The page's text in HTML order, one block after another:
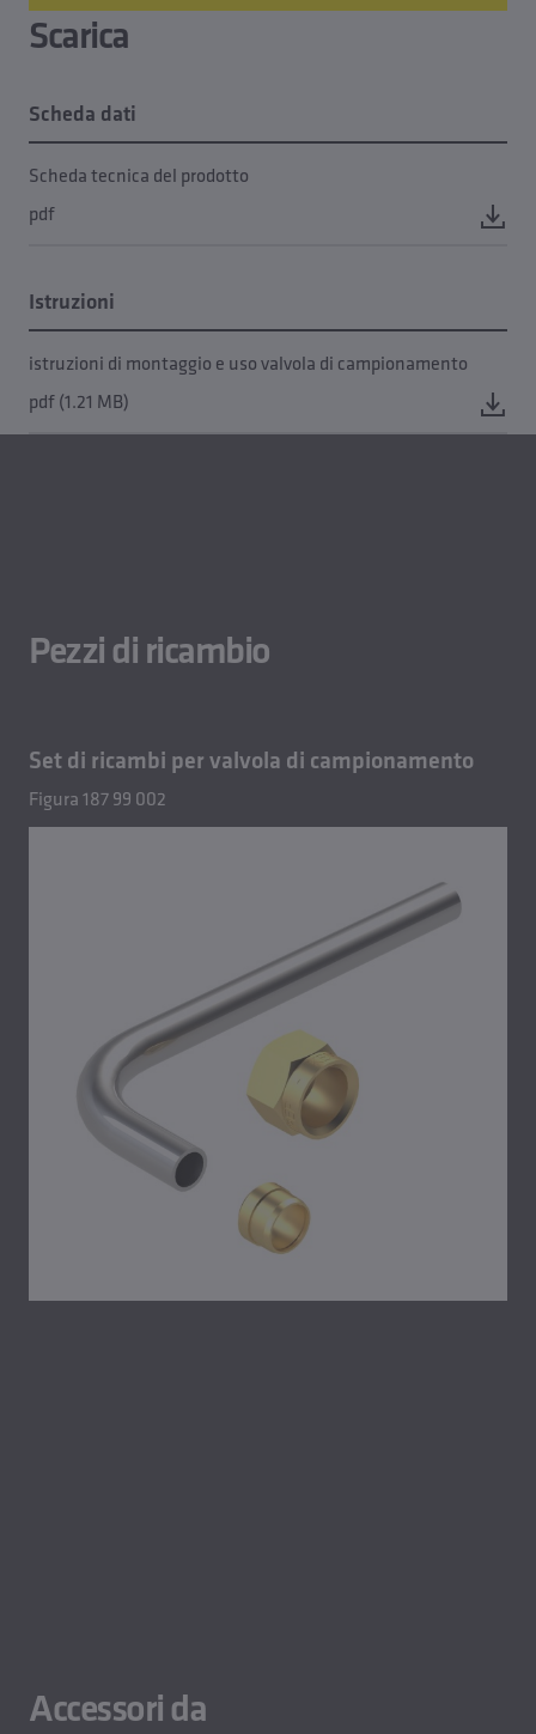
Scarica
Scheda dati
Scheda tecnica del prodotto
pdf
Istruzioni
istruzioni di montaggio e uso valvola di campionamento
pdf (1.21 MB)
Pezzi di ricambio
Set di ricambi per valvola di campionamento
Figura 187 99 002
Accessori da